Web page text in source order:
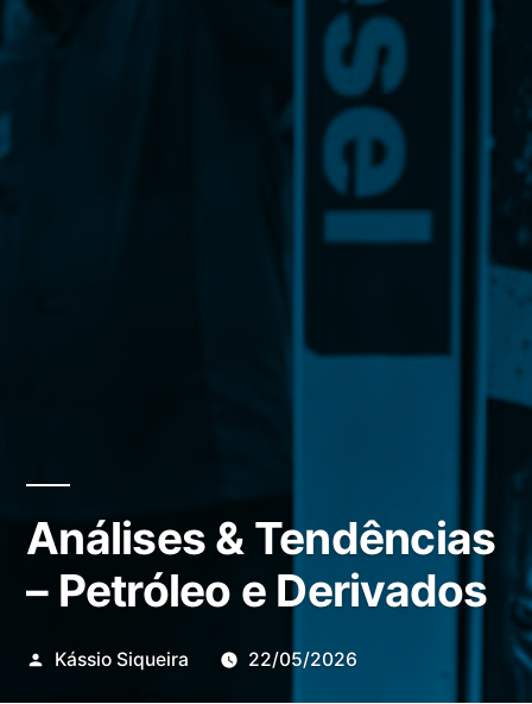
Análises & Tendências
– Petróleo e Derivados
Publicado
Kássio Siqueira 22/05/2026